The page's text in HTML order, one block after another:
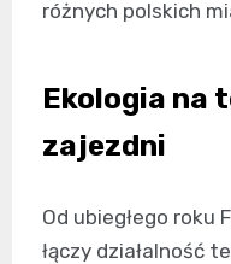
różnych polskich
Ekologia na
zajezdni
Od ubiegłego roku
łączy działalność